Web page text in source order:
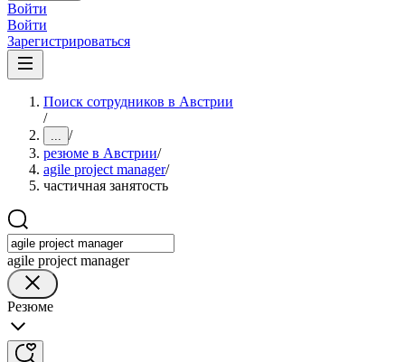
Войти
Войти
Зарегистрироваться
Поиск сотрудников в Австрии
/
... /
резюме в Австрии/
agile project manager/
частичная занятость
agile project manager
Резюме